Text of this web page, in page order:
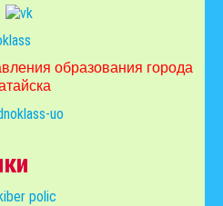
образования города